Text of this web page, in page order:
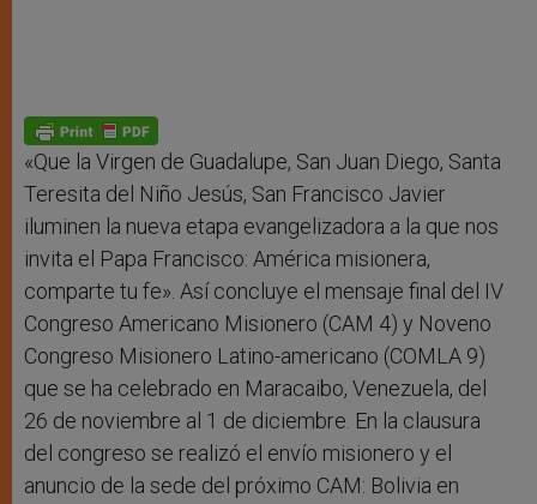
«Que la Virgen de Guadalupe, San Juan Diego, Santa
Teresita del Niño Jesús, San Francisco Javier
iluminen la nueva etapa evangelizadora a la que nos
invita el Papa Francisco: América misionera,
comparte tu fe». Así concluye el mensaje final del IV
Congreso Americano Misionero (CAM 4) y Noveno
Congreso Misionero Latino-americano (COMLA 9)
que se ha celebrado en Maracaibo, Venezuela, del
26 de noviembre al 1 de diciembre. En la clausura
del congreso se realizó el envío misionero y el
anuncio de la sede del próximo CAM: Bolivia en